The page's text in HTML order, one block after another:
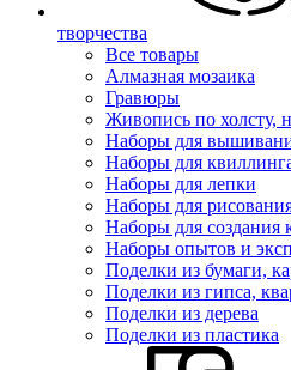
творчества
Все товары
Алмазная мозаика
Гравюры
Живопись по холсту,
Наборы для
Наборы для
Наборы для лепки
Наборы для
Наборы для создания
Наборы опытов и
Поделки из бумаги,
Поделки из гипса,
Поделки из дерева
Поделки из пластика